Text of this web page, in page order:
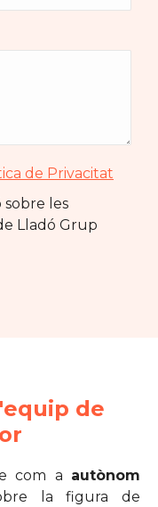
de Privacitat
les
Lladó Grup
de
com a autònom
la figura de